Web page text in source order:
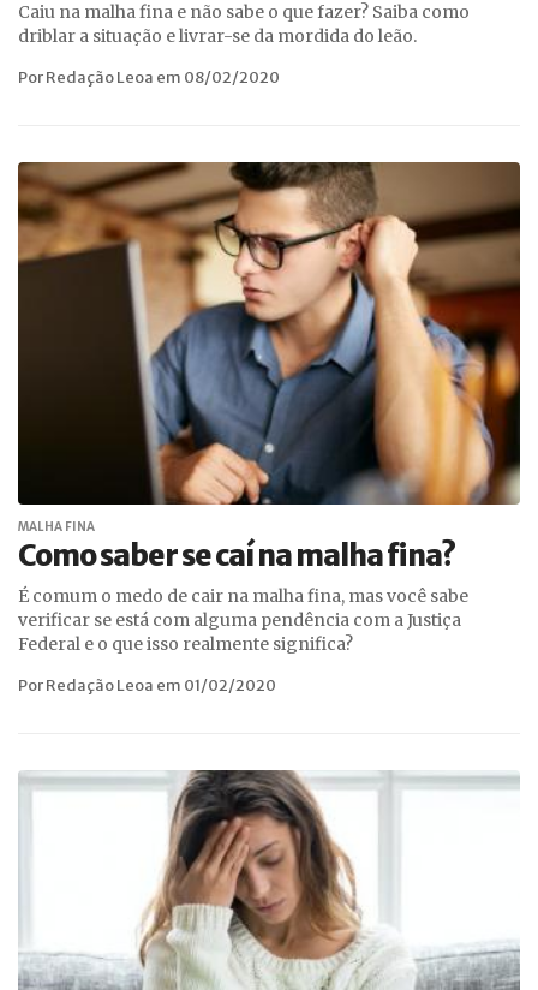
Caiu na malha fina e não sabe o que fazer? Saiba como
driblar a situação e livrar-se da mordida do leão.
Por Redação Leoa em 08/02/2020
MALHA FINA
Como saber se caí na malha fina?
É comum o medo de cair na malha fina, mas você sabe
verificar se está com alguma pendência com a Justiça
Federal e o que isso realmente significa?
Por Redação Leoa em 01/02/2020